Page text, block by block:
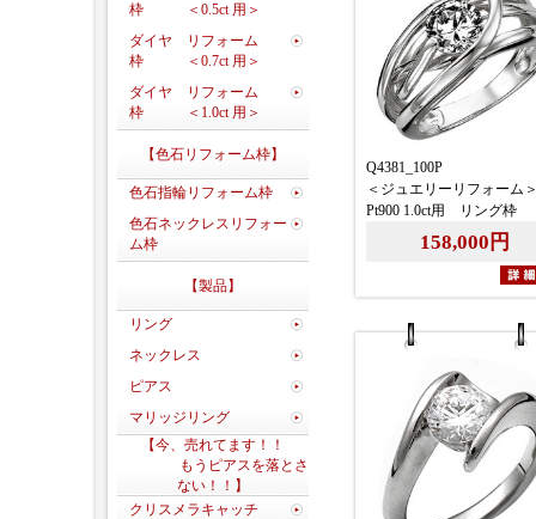
枠 ＜0.5ct 用＞
ダイヤ リフォーム
枠 ＜0.7ct 用＞
ダイヤ リフォーム
枠 ＜1.0ct 用＞
【色石リフォーム枠】
色石指輪リフォーム枠
色石ネックレスリフォー
ム枠
【製品】
リング
ネックレス
ピアス
マリッジリング
【今、売れてます！！
もうピアスを落とさ
ない！！】
クリスメラキャッチ
Q4381_100P
＜ジュエリーリフォーム
Pt900 1.0ct用 リング枠
158,000円